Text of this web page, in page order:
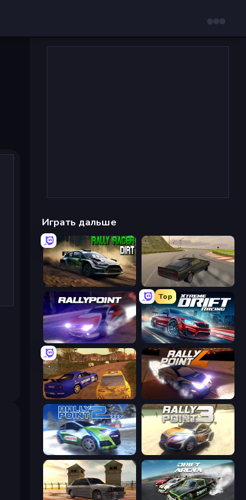
Играть дальше
Rally Racer Dirt Burnout Drift
Rally Point
Top
Xtreme DRIFT Racing
Dirt Rally Driver HD Rally Point 4
Rally Point 2 Rally Point 3